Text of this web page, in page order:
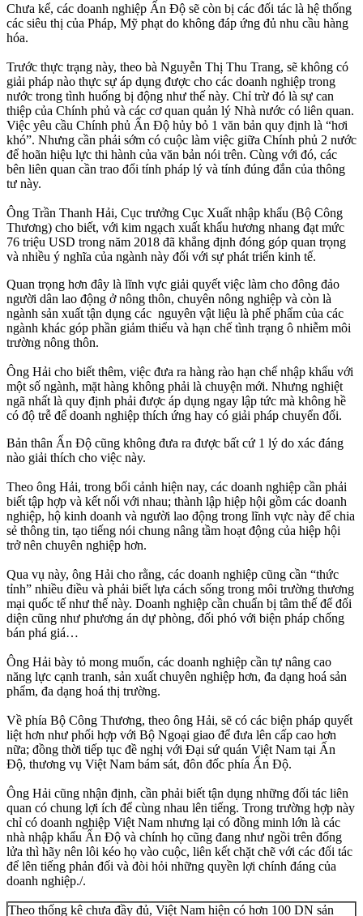
Chưa kể, các doanh nghiệp Ấn Độ sẽ còn bị các đối tác là hệ thống
các siêu thị của Pháp, Mỹ phạt do không đáp ứng đủ nhu cầu hàng
hóa.
Trước thực trạng này, theo bà Nguyễn Thị Thu Trang, sẽ không có
giải pháp nào thực sự áp dụng được cho các doanh nghiệp trong
nước trong tình huống bị động như thế này. Chỉ trừ đó là sự can
thiệp của Chính phủ và các cơ quan quản lý Nhà nước có liên quan.
Việc yêu cầu Chính phủ Ấn Độ hủy bỏ 1 văn bản quy định là “hơi
khó”. Nhưng cần phải sớm có cuộc làm việc giữa Chính phủ 2 nước
để hoãn hiệu lực thi hành của văn bản nói trên. Cùng với đó, các
bên liên quan cần trao đổi tính pháp lý và tính đúng đắn của thông
tư này.
Ông Trần Thanh Hải, Cục trưởng Cục Xuất nhập khẩu (Bộ Công
Thương) cho biết, với kim ngạch xuất khẩu hương nhang đạt mức
76 triệu USD trong năm 2018 đã khẳng định đóng góp quan trọng
và nhiều ý nghĩa của ngành này đối với sự phát triển kinh tế.
Quan trọng hơn đây là lĩnh vực giải quyết việc làm cho đông đảo
người dân lao động ở nông thôn, chuyên nông nghiệp và còn là
ngành sản xuất tận dụng các nguyên vật liệu là phế phẩm của các
ngành khác góp phần giảm thiểu và hạn chế tình trạng ô nhiễm môi
trường nông thôn.
Ông Hải cho biết thêm, việc đưa ra hàng rào hạn chế nhập khẩu với
một số ngành, mặt hàng không phải là chuyện mới. Nhưng nghiệt
ngã nhất là quy định phải được áp dụng ngay lập tức mà không hề
có độ trễ để doanh nghiệp thích ứng hay có giải pháp chuyển đổi.
Bản thân Ấn Độ cũng không đưa ra được bất cứ 1 lý do xác đáng
nào giải thích cho việc này.
Theo ông Hải, trong bối cảnh hiện nay, các doanh nghiệp cần phải
biết tập hợp và kết nối với nhau; thành lập hiệp hội gồm các doanh
nghiệp, hộ kinh doanh và người lao động trong lĩnh vực này để chia
sẻ thông tin, tạo tiếng nói chung nâng tầm hoạt động của hiệp hội
trở nên chuyên nghiệp hơn.
Qua vụ này, ông Hải cho rằng, các doanh nghiệp cũng cần “thức
tỉnh” nhiều điều và phải biết lựa cách sống trong môi trường thương
mại quốc tế như thế này. Doanh nghiệp cần chuẩn bị tâm thế để đối
diện cũng như phương án dự phòng, đối phó với biện pháp chống
bán phá giá…
Ông Hải bày tỏ mong muốn, các doanh nghiệp cần tự nâng cao
năng lực cạnh tranh, sản xuất chuyên nghiệp hơn, đa dạng hoá sản
phẩm, đa dạng hoá thị trường.
Về phía Bộ Công Thương, theo ông Hải, sẽ có các biện pháp quyết
liệt hơn như phối hợp với Bộ Ngoại giao để đưa lên cấp cao hơn
nữa; đồng thời tiếp tục đề nghị với Đại sứ quán Việt Nam tại Ấn
Độ, thương vụ Việt Nam bám sát, đôn đốc phía Ấn Độ.
Ông Hải cũng nhận định, cần phải biết tận dụng những đối tác liên
quan có chung lợi ích để cùng nhau lên tiếng. Trong trường hợp này
chỉ có doanh nghiệp Việt Nam nhưng lại có đồng minh lớn là các
nhà nhập khẩu Ấn Độ và chính họ cũng đang như ngồi trên đống
lửa thì hãy nên lôi kéo họ vào cuộc, liên kết chặt chẽ với các đối tác
để lên tiếng phản đối và đòi hỏi những quyền lợi chính đáng của
doanh nghiệp./.
Theo thống kê chưa đầy đủ, Việt Nam hiện có hơn 100 DN sản